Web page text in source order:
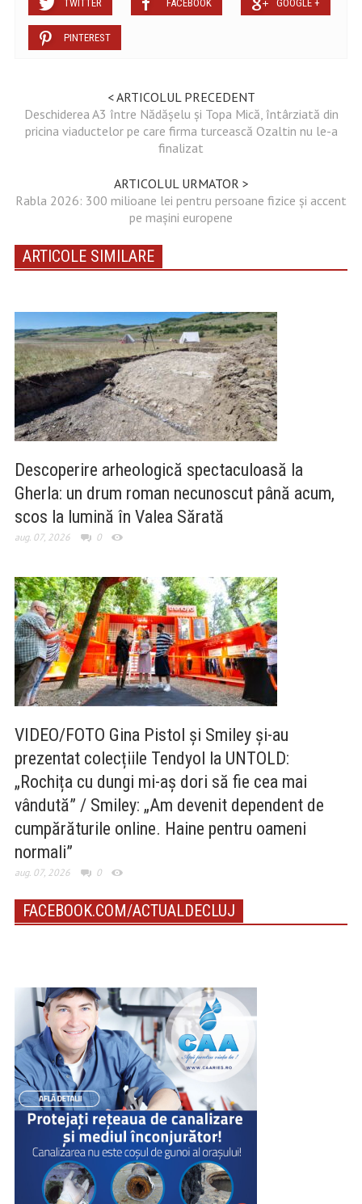
TWITTER FACEBOOK GOOGLE +
PINTEREST
< ARTICOLUL PRECEDENT
Deschiderea A3 între Nădășelu și Topa Mică, întârziată din
pricina viaductelor pe care firma turcească Ozaltin nu le-a
finalizat
ARTICOLUL URMATOR >
Rabla 2026: 300 milioane lei pentru persoane fizice și accent
pe mașini europene
ARTICOLE SIMILARE
Descoperire arheologică spectaculoasă la
Gherla: un drum roman necunoscut până acum,
scos la lumină în Valea Sărată
aug. 07, 2026 0
VIDEO/FOTO Gina Pistol și Smiley și-au
prezentat colecțiile Tendyol la UNTOLD:
„Rochița cu dungi mi-aș dori să fie cea mai
vândută” / Smiley: „Am devenit dependent de
cumpărăturile online. Haine pentru oameni
normali”
aug. 07, 2026 0
FACEBOOK.COM/ACTUALDECLUJ